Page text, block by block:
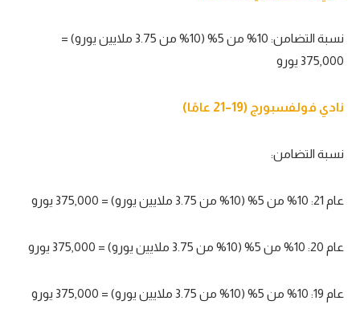
نسبة التضامن: 10% من 5% (10% من 3.75 ملايين يورو) =
375,000 يورو
نادي فولفسبورج (19–21 عامًا)
نسبة التضامن:
عام 21: 10% من 5% (10% من 3.75 ملايين يورو) = 375,000 يورو
عام 20: 10% من 5% (10% من 3.75 ملايين يورو) = 375,000 يورو
عام 19: 10% من 5% (10% من 3.75 ملايين يورو) = 375,000 يورو